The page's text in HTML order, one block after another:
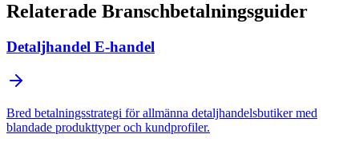
Relaterade Branschbetalningsguider
Detaljhandel E-handel
Bred betalningsstrategi för allmänna detaljhandelsbutiker med
blandade produkttyper och kundprofiler.